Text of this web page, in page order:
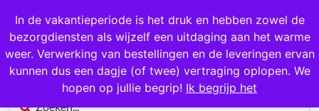
In de vakantieperiode is het druk en hebben zowel de
bezorgdiensten als wijzelf een uitdaging aan het warme
weer. Verwerking van bestellingen en de leveringen ervan
kunnen dus een dagje (of twee) vertraging oplopen. We
hopen op jullie begrip! Ik begrijp het
1000+ producten op voorraad
0